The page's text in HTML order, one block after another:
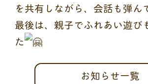
を共有しながら、会話も弾ん
最後は、親子でふれあい遊び
た
お知らせ一覧